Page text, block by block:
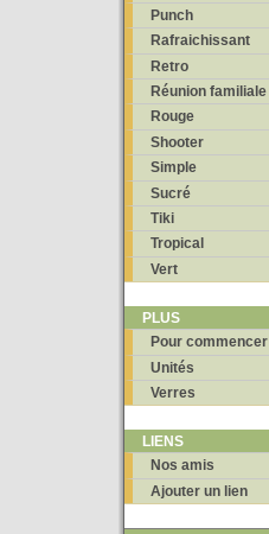
Punch
Rafraichissant
Retro
Réunion familiale
Rouge
Shooter
Simple
Sucré
Tiki
Tropical
Vert
PLUS
Pour commencer
Unités
Verres
LIENS
Nos amis
Ajouter un lien